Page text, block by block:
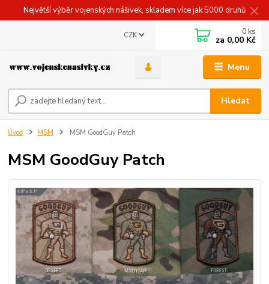
Největší výběr vojenských nášivek, skladem více jak 5000 druhů
Menu
CZK
Hledat
0 ks
za 0,00 Kč
Úvod MSM MSM GoodGuy Patch
MSM GoodGuy Patch